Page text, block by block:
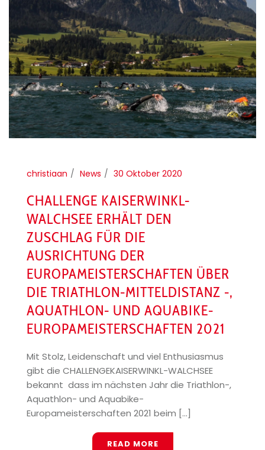
christiaan News 30 Oktober 2020
CHALLENGE KAISERWINKL-
WALCHSEE ERHÄLT DEN
ZUSCHLAG FÜR DIE
AUSRICHTUNG DER
EUROPAMEISTERSCHAFTEN ÜBER
DIE TRIATHLON-MITTELDISTANZ -,
AQUATHLON- UND AQUABIKE-
EUROPAMEISTERSCHAFTEN 2021
Mit Stolz, Leidenschaft und viel Enthusiasmus
gibt die CHALLENGEKAISERWINKL-WALCHSEE
bekannt dass im nächsten Jahr die Triathlon-,
Aquathlon- und Aquabike-
Europameisterschaften 2021 beim [...]
READ MORE